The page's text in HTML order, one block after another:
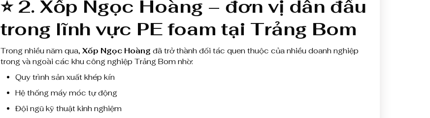
⭐ 2. Xốp Ngọc Hoàng – đơn vị dẫn đầu
trong lĩnh vực PE foam tại Trảng Bom
Trong nhiều năm qua, Xốp Ngọc Hoàng đã trở thành đối tác quen thuộc của nhiều doanh nghiệp
trong và ngoài các khu công nghiệp Trảng Bom nhờ:
Quy trình sản xuất khép kín
Hệ thống máy móc tự động
Đội ngũ kỹ thuật kinh nghiệm